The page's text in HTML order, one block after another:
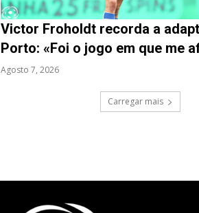
Victor Froholdt recorda a
Porto: «Foi o jogo em que me
Agosto 7, 2026
Carregar mais